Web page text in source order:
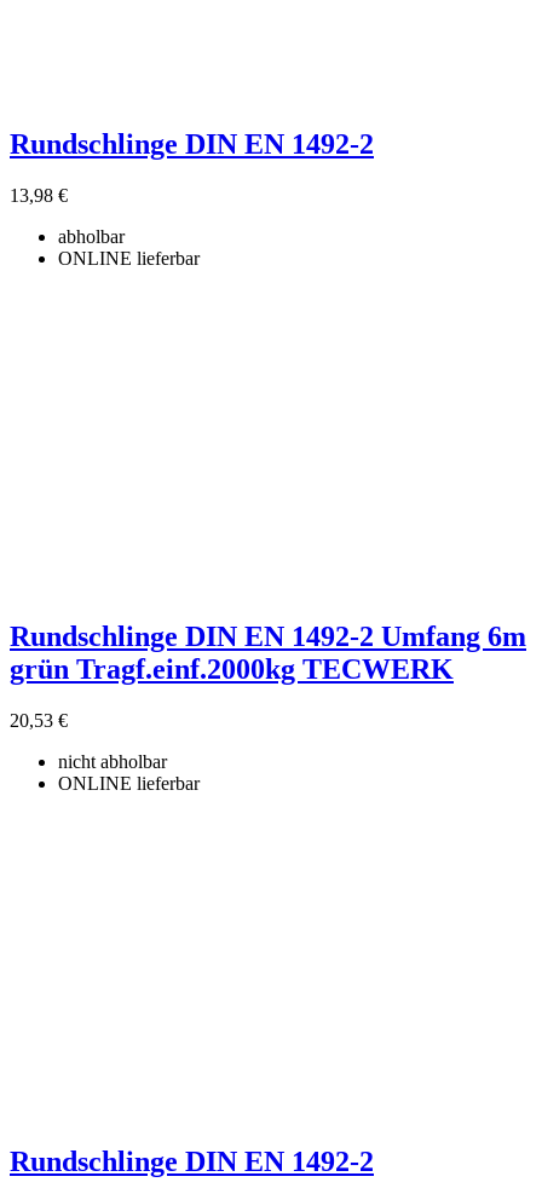
Rundschlinge DIN EN 1492-2
13,98 €
abholbar
ONLINE lieferbar
Rundschlinge DIN EN 1492-2 Umfang 6m
grün Tragf.einf.2000kg TECWERK
20,53 €
nicht abholbar
ONLINE lieferbar
Rundschlinge DIN EN 1492-2